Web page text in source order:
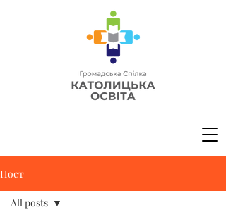
Пост
All posts